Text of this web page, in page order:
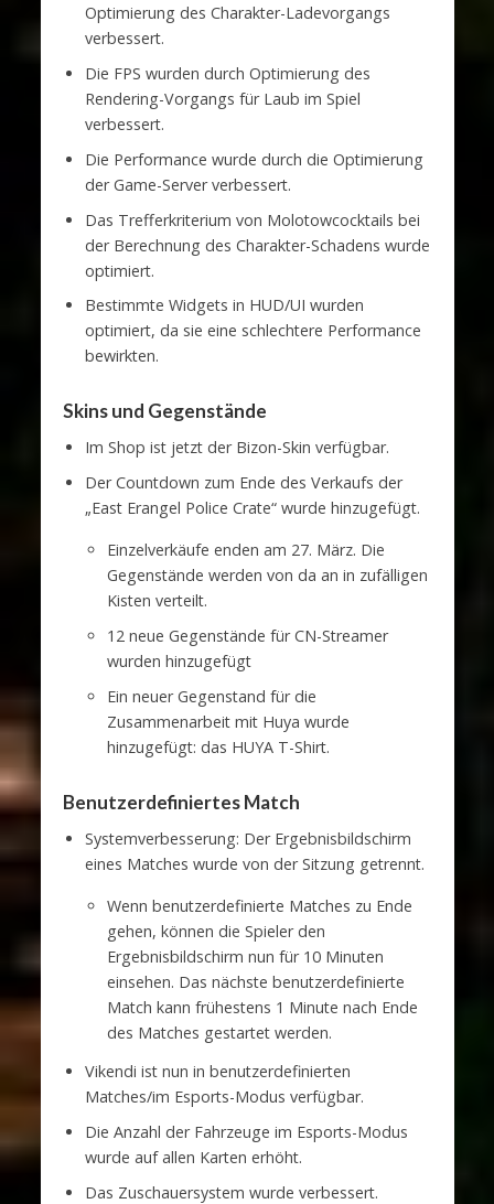
Optimierung des Charakter-Ladevorgangs
verbessert.
Die FPS wurden durch Optimierung des
Rendering-Vorgangs für Laub im Spiel
verbessert.
Die Performance wurde durch die Optimierung
der Game-Server verbessert.
Das Trefferkriterium von Molotowcocktails bei
der Berechnung des Charakter-Schadens wurde
optimiert.
Bestimmte Widgets in HUD/UI wurden
optimiert, da sie eine schlechtere Performance
bewirkten.
Skins und Gegenstände
Im Shop ist jetzt der Bizon-Skin verfügbar.
Der Countdown zum Ende des Verkaufs der
„East Erangel Police Crate“ wurde hinzugefügt.
Einzelverkäufe enden am 27. März. Die
Gegenstände werden von da an in zufälligen
Kisten verteilt.
12 neue Gegenstände für CN-Streamer
wurden hinzugefügt
Ein neuer Gegenstand für die
Zusammenarbeit mit Huya wurde
hinzugefügt: das HUYA T-Shirt.
Benutzerdefiniertes Match
Systemverbesserung: Der Ergebnisbildschirm
eines Matches wurde von der Sitzung getrennt.
Wenn benutzerdefinierte Matches zu Ende
gehen, können die Spieler den
Ergebnisbildschirm nun für 10 Minuten
einsehen. Das nächste benutzerdefinierte
Match kann frühestens 1 Minute nach Ende
des Matches gestartet werden.
Vikendi ist nun in benutzerdefinierten
Matches/im Esports-Modus verfügbar.
Die Anzahl der Fahrzeuge im Esports-Modus
wurde auf allen Karten erhöht.
Das Zuschauersystem wurde verbessert.